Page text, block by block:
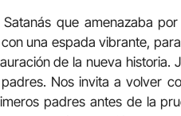
que amenazaba
una espada vibrante,
de la nueva historia.
Nos invita a volver
padres antes de la